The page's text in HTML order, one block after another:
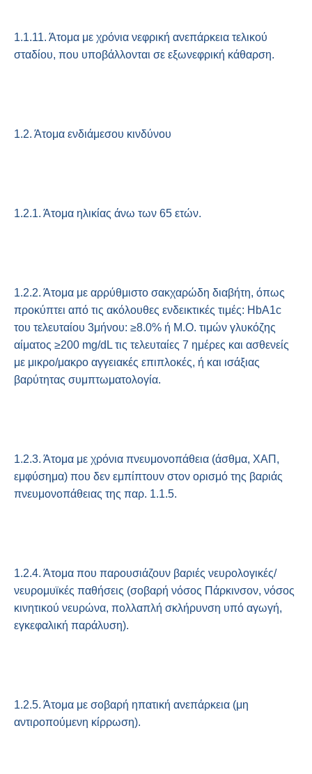
1.1.11. Άτομα με χρόνια νεφρική ανεπάρκεια τελικού
σταδίου, που υποβάλλονται σε εξωνεφρική κάθαρση.
1.2. Άτομα ενδιάμεσου κινδύνου
1.2.1. Άτομα ηλικίας άνω των 65 ετών.
1.2.2. Άτομα με αρρύθμιστο σακχαρώδη διαβήτη, όπως
προκύπτει από τις ακόλουθες ενδεικτικές τιμές: HbA1c
του τελευταίου 3μήνου: ≥8.0% ή Μ.Ο. τιμών γλυκόζης
αίματος ≥200 mg/dL τις τελευταίες 7 ημέρες και ασθενείς
με μικρο/μακρο αγγειακές επιπλοκές, ή και ισάξιας
βαρύτητας συμπτωματολογία.
1.2.3. Άτομα με χρόνια πνευμονοπάθεια (άσθμα, ΧΑΠ,
εμφύσημα) που δεν εμπίπτουν στον ορισμό της βαριάς
πνευμονοπάθειας της παρ. 1.1.5.
1.2.4. Άτομα που παρουσιάζουν βαριές νευρολογικές/
νευρομυϊκές παθήσεις (σοβαρή νόσος Πάρκινσον, νόσος
κινητικού νευρώνα, πολλαπλή σκλήρυνση υπό αγωγή,
εγκεφαλική παράλυση).
1.2.5. Άτομα με σοβαρή ηπατική ανεπάρκεια (μη
αντιροπούμενη κίρρωση).